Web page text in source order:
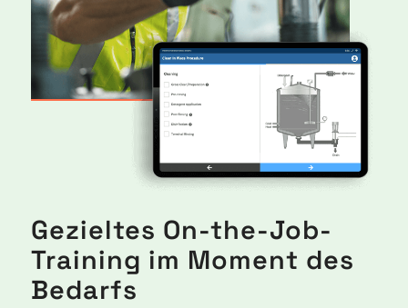
Gezieltes On-the-Job-
Training im Moment des
Bedarfs